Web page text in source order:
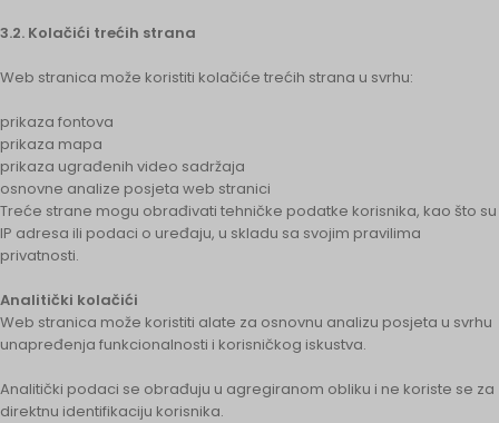
3.2. Kolačići trećih strana
Web stranica može koristiti kolačiće trećih strana u svrhu:
prikaza fontova
prikaza mapa
prikaza ugrađenih video sadržaja
osnovne analize posjeta web stranici
Treće strane mogu obrađivati tehničke podatke korisnika, kao što su
IP adresa ili podaci o uređaju, u skladu sa svojim pravilima
privatnosti.
Analitički kolačići
Web stranica može koristiti alate za osnovnu analizu posjeta u svrhu
unapređenja funkcionalnosti i korisničkog iskustva.
Analitički podaci se obrađuju u agregiranom obliku i ne koriste se za
direktnu identifikaciju korisnika.